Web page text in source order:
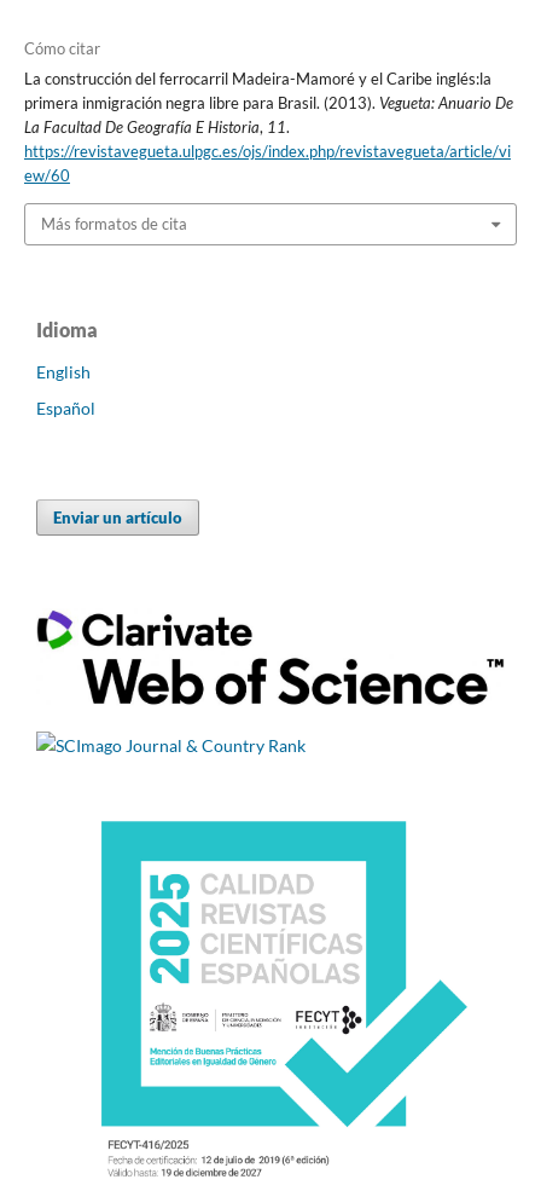
Cómo citar
La construcción del ferrocarril Madeira-Mamoré y el Caribe inglés:la
primera inmigración negra libre para Brasil. (2013). Vegueta: Anuario De
La Facultad De Geografía E Historia, 11.
https://revistavegueta.ulpgc.es/ojs/index.php/revistavegueta/article/vi
ew/60
Más formatos de cita
Idioma
English
Español
Enviar un artículo